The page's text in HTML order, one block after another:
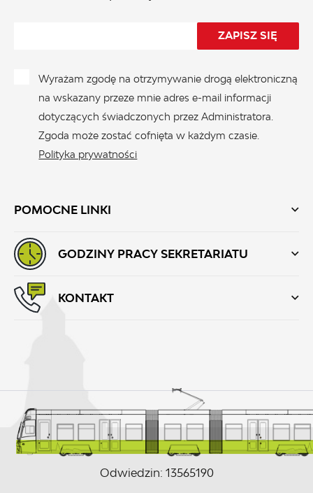
POMOCNE LINKI
Wyrażam zgodę na otrzymywanie drogą elektroniczną
na wskazany przeze mnie adres e-mail informacji
dotyczących świadczonych przez Administratora.
Zgoda może zostać cofnięta w każdym czasie.
Polityka prywatności
GODZINY PRACY SEKRETARIATU
KONTAKT
Odwiedzin: 13565190